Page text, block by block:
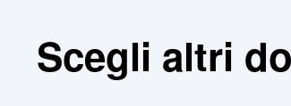
Scegli altri